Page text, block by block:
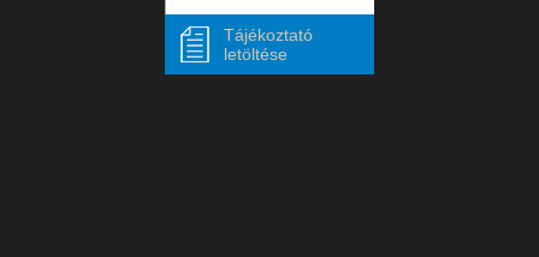
Tájékoztató
letöltése